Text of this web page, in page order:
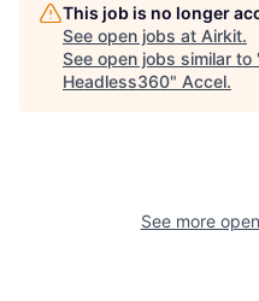
This job is no longer
See open jobs at Airkit.
See open jobs similar to
Headless360" Accel.
See more